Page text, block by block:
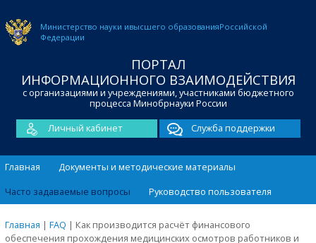
Министерство науки ивысшего образованияРоссийской
Федерации
ПОРТАЛ
ИНФОРМАЦИОННОГО ВЗАИМОДЕЙСТВИЯ
с организациями и учреждениями, участниками бюджетного
процесса Минобрнауки России
Личный кабинет
Служба поддержки
Главная
Документы и методические материалы
Часто задаваемые вопросы
Руководство пользователя
Главная | FAQ | Как производится расчёт финансового
обеспечения прохождения медицинских осмотров работников и